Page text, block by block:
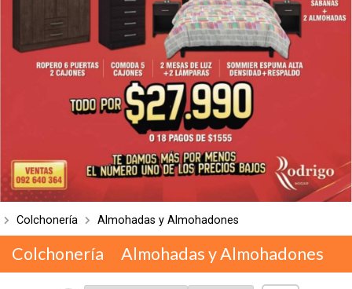
Colchonería Almohadas y Almohadones
Colchonería Almohadas y Almohadones